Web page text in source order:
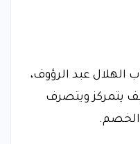
الهلال عبد الرؤوف،
يتمركز ويتصرف
الخصم.